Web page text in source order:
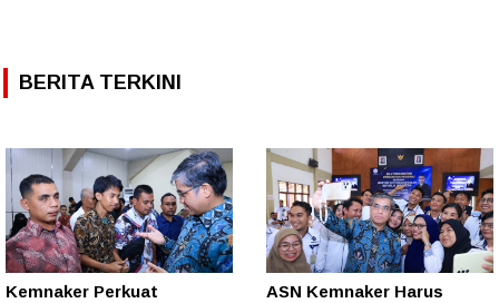
BERITA TERKINI
Kemnaker Perkuat
ASN Kemnaker Harus